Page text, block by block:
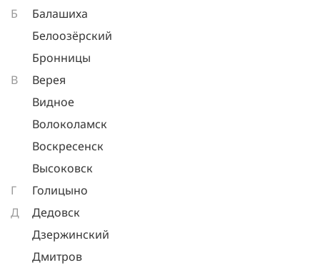
Б
Балашиха
Белоозёрский
Бронницы
В
Верея
Видное
Волоколамск
Воскресенск
Высоковск
Г
Голицыно
Д
Дедовск
Дзержинский
Дмитров